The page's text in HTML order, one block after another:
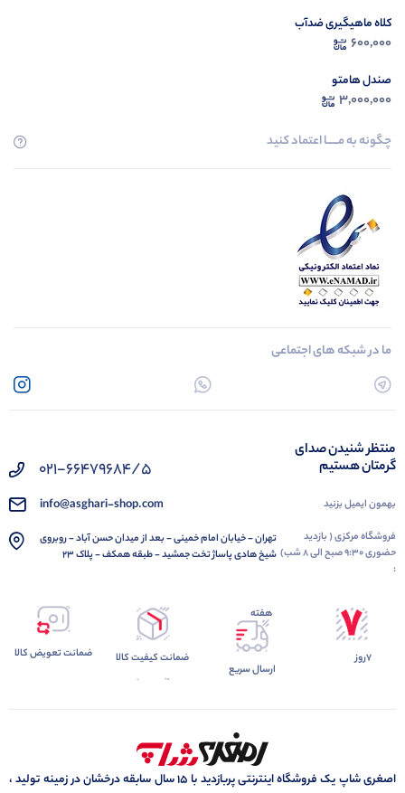
کلاه ماهیگیری ضدآب
600,000
صندل هامتو
3,000,000
چگونه به مــــــا اعتماد کنید
ما در شبکه های اجتماعی
منتظر شنیدن صدای
گرمتان هستیم
بهمون ایمیل بزنید
فروشگاه مرکزی ( بازدید
حضوری 9:30 صبح الی 8 شب)
:
021-66479684/5
info@asghari-shop.com
تهران - خیابان امام خمینی - بعد از میدان حسن آباد - روبروی
شیخ هادی پاساژ تخت جمشید - طبقه همکف - پلاک 23
7روز
هفته
ارسال سریع
ضمانت کیفیت کالا ضمانت تعویض کالا
اصغری شاپ یک فروشگاه اینترنتی پربازدید با 15 سال سابقه درخشان در زمینه تولید ،